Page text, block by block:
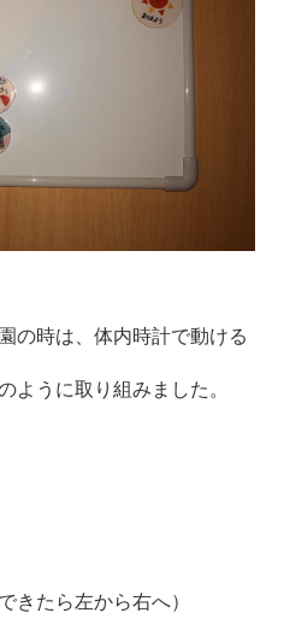
の時は、体内時計で動ける
ように取り組みました。
きたら左から右へ）